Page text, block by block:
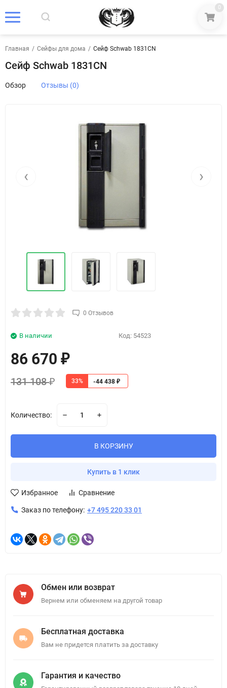
0
Главная / Сейфы для дома / Сейф Schwab 1831CN
Сейф Schwab 1831CN
Обзор Отзывы (0)
‹ ›
0 Отзывов
В наличии Код: 54523
86 670 ₽
131 108₽ 33% -44 438 ₽
Количество:
В КОРЗИНУ
Купить в 1 клик
Избранное Сравнение
Заказ по телефону: +7 495 220 33 01
Обмен или возврат
Вернем или обменяем на другой товар
Бесплатная доставка
Вам не придется платить за доставку
Гарантия и качество